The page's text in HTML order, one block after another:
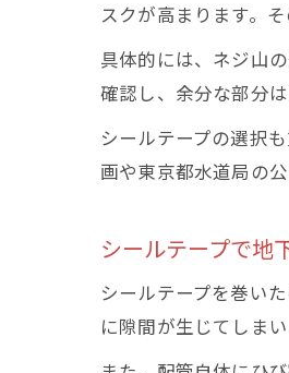
スクが高まります。
具体的には、ネジ山
確認し、余分な部分
シールテープの選択
画や東京都水道局の
シールテープで地
シールテープを巻い
に隙間が生じてしま